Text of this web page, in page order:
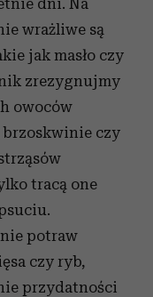
dni. Na
wrażliwe są
jak masło czy
zrezygnujmy
owoców
czy
tracą one
potraw
czy ryb,
przydatności